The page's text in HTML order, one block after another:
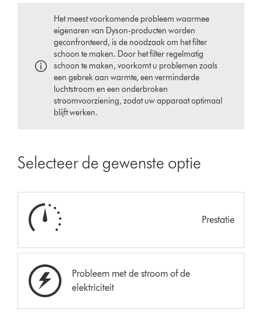
Het meest voorkomende probleem waarmee
eigenaren van Dyson-producten worden
geconfronteerd, is de noodzaak om het filter
schoon te maken. Door het filter regelmatig
schoon te maken, voorkomt u problemen zoals
een gebrek aan warmte, een verminderde
luchtstroom en een onderbroken
stroomvoorziening, zodat uw apparaat optimaal
blijft werken.
Selecteer de gewenste optie
Prestatie
Probleem met de stroom of de
elektriciteit